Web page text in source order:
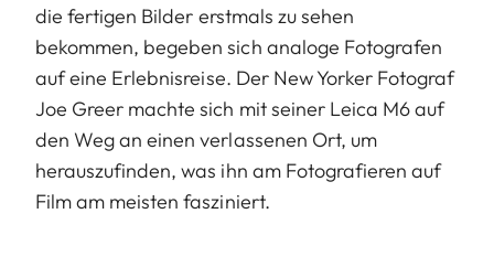
die fertigen Bilder erstmals zu sehen
bekommen, begeben sich analoge Fotografen
auf eine Erlebnisreise. Der New Yorker Fotograf
Joe Greer machte sich mit seiner Leica M6 auf
den Weg an einen verlassenen Ort, um
herauszufinden, was ihn am Fotografieren auf
Film am meisten fasziniert.